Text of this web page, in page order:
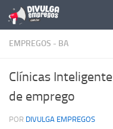
Skip to content
EMPREGOS - BA
Clínicas
de emprego
POR DIVULGA EMPREGOS